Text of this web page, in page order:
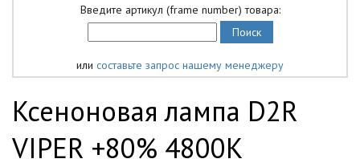
Введите артикул (frame number) товара:
или составьте запрос нашему менеджеру
Ксеноновая лампа D2R
VIPER +80% 4800K